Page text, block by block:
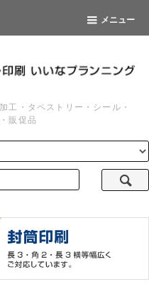
メニュー
工・タペストリー・シール・
販促品